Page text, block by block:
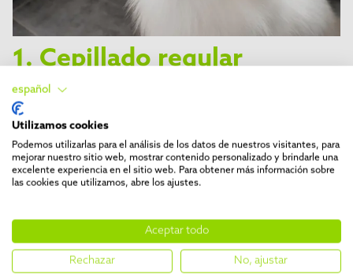
1. Cepillado regular
Para los perros sin manto inferior, el cepillado regular
es esencial para eliminar el pelo suelto, el polvo y la
suciedad, y así mantener el manto brillante. Con los
perros de manto liso o corto es mejor usar un cepillo de
cerdas suaves o un peine manopla que se deslice
suavemente por el manto a la vez que masajea la piel.
sus dos caras elimina los nudos y hace que el manto
brille. Las púas de alambre desenredan el manto,
mientras que las cerdas de jabalí alisan el manto
español
Utilizamos cookies
Podemos utilizarlas para el análisis de los datos de nuestros visitantes, para
mejorar nuestro sitio web, mostrar contenido personalizado y brindarle una
excelente experiencia en el sitio web. Para obtener más información sobre
las cookies que utilizamos, abre los ajustes.
Aceptar todo
Rechazar No, ajustar